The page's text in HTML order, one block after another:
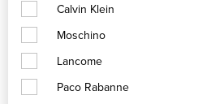
Calvin Klein
Moschino
Lancome
Paco Rabanne